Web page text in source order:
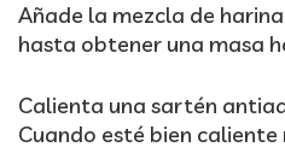
Añade la mezcla de
hasta obtener una masa
Calienta una sartén
Cuando esté bien